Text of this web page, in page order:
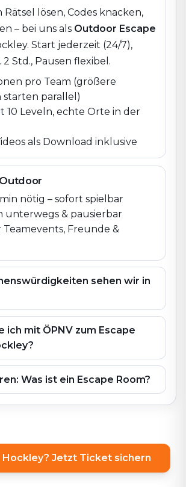
Rätsel lösen, Codes knacken,
– bei uns als Outdoor Escape
. Start jederzeit (24/7),
2 Std., Pausen flexibel.
pro Team (größere
parallel)
10 Leveln, echte Orte in der
als Download inklusive
nötig – sofort spielbar
unterwegs & pausierbar
Freunde &
sehen wir in
ich mit ÖPNV zum Escape
Was ist ein Escape Room?
Jetzt Ticket sichern